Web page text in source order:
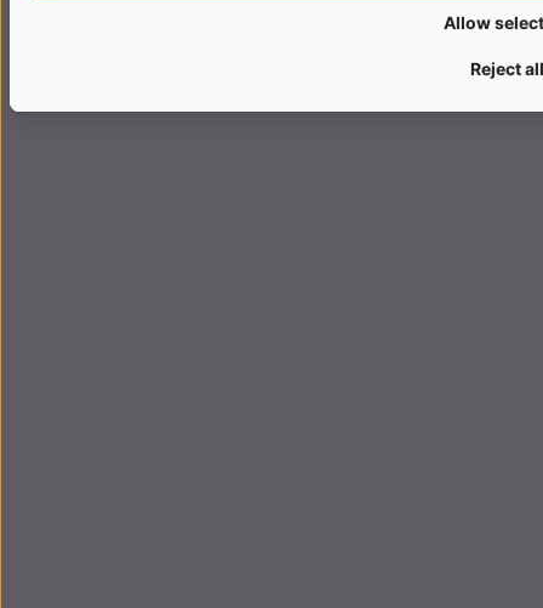
Reject all
Allow